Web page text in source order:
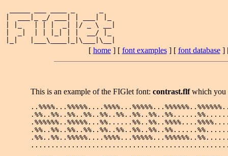
|  ___|_ _/ ___| | ___| |_
| |_   | | |  _| |/ _ \ __|
|  _|  | | |_| | |  __/ |_
[ home] [ font examples] [ font database]
This is an example of the FIGlet font: contrast.flfwhich you